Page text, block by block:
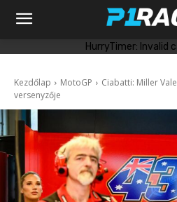
HurryTimer: Invalid
Kezdőlap MotoGP
Ciabatti: Miller
versenyzője